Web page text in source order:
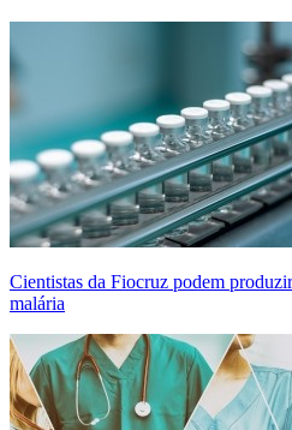
Cientistas da Fiocruz podem
malária